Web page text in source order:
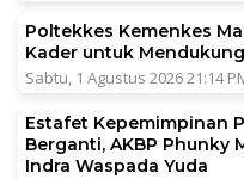
Poltekkes Kemenkes
Kader untuk
Sabtu, 1 Agustus 2026 21:14
Estafet Kepemimpinan
Berganti, AKBP Phunky
Indra Waspada Yuda